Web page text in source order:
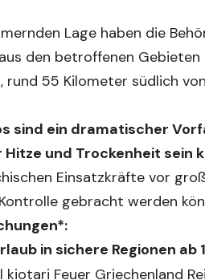
Lage haben die
den betroffenen Gebieten
rund 55 Kilometer südlich
sind ein dramatischer
und Trockenheit sein
Einsatzkräfte vor
gebracht werden
in sichere Regionen ab